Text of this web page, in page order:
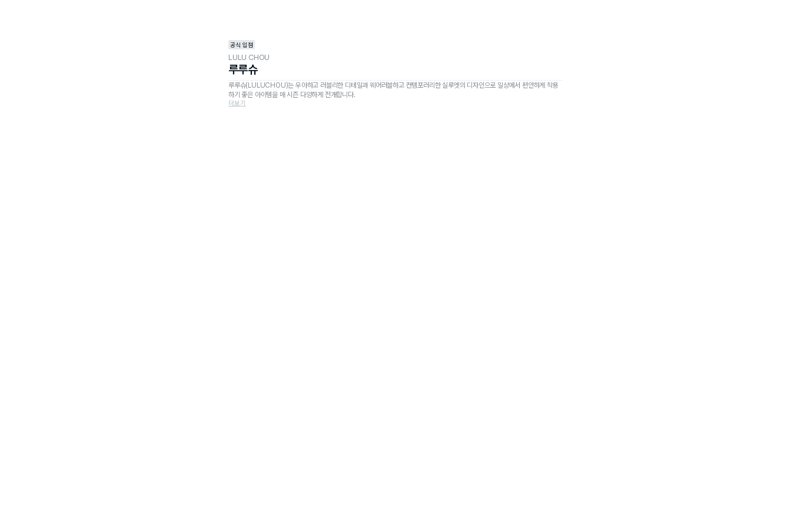
공식 입점
LULU CHOU
루루슈
루루슈(LULUCHOU)는 우아하고 러블리한 디테일과 웨어러블하고 컨템포러리한 실루엣의 디자인으로 일상에서 편안하게 착용
하기 좋은 아이템을 매 시즌 다양하게 전개합니다.
더보기